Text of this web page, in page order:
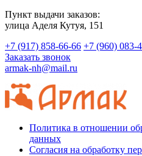
Пункт выдачи заказов:
​улица Аделя Кутуя, 151
+7 (917) 858-66-66 +7 (960) 083-
Заказать звонок
armak-nh@mail.ru
Политика в отношении
данных
Согласия на обработку